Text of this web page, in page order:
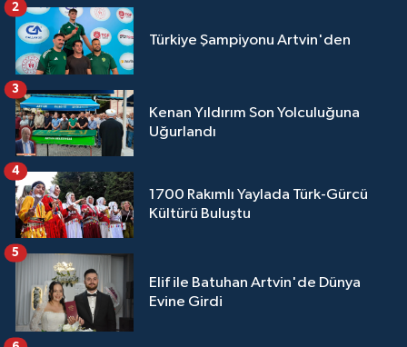
Türkiye Şampiyonu Artvin'den
2
Kenan Yıldırım Son Yolculuğuna
Uğurlandı
3
1700 Rakımlı Yaylada Türk-Gürcü
Kültürü Buluştu
4
Elif ile Batuhan Artvin'de Dünya
Evine Girdi
5